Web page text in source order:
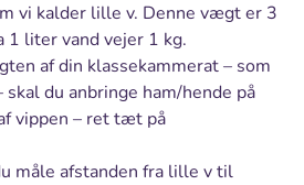
vi kalder lille v. Denne vægt er 3
1 liter vand vejer 1 kg.
af din klassekammerat – som
skal du anbringe ham/hende på
vippen – ret tæt på
måle afstanden fra lille v til